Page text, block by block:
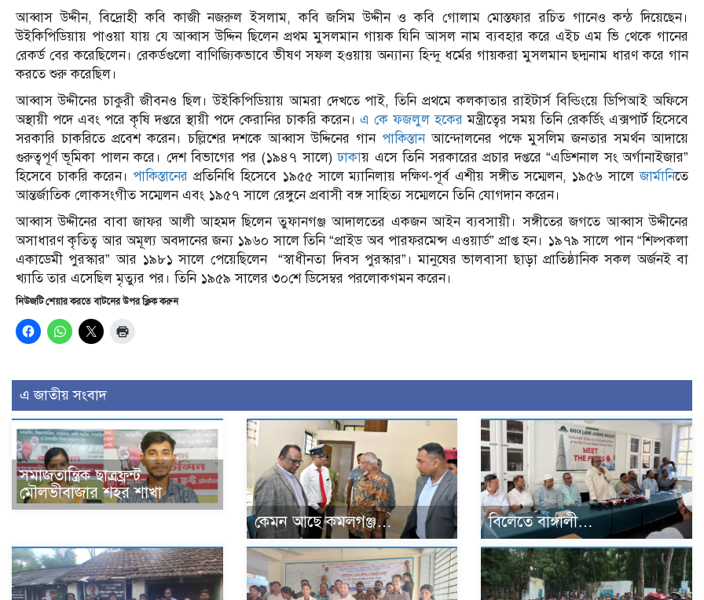
আব্বাস উদ্দীন, বিদ্রোহী কবি কাজী নজরুল ইসলাম, কবি জসিম উদ্দীন ও কবি গোলাম মোস্তফার রচিত গানেও কন্ঠ দিয়েছেন।
উইকিপিডিয়ায় পাওয়া যায় যে আব্বাস উদ্দিন ছিলেন প্রথম মুসলমান গায়ক যিনি আসল নাম ব্যবহার করে এইচ এম ভি থেকে গানের
রেকর্ড বের করেছিলেন। রেকর্ডগুলো বাণিজ্যিকভাবে ভীষণ সফল হওয়ায় অন্যান্য হিন্দু ধর্মের গায়করা মুসলমান ছদ্মনাম ধারণ করে গান
করতে শুরু করেছিল।
আব্বাস উদ্দীনের চাকুরী জীবনও ছিল। উইকিপিডিয়ায় আমরা দেখতে পাই, তিনি প্রথমে কলকাতার রাইটার্স বিল্ডিংয়ে ডিপিআই অফিসে
অস্থায়ী পদে এবং পরে কৃষি দপ্তরে স্থায়ী পদে কেরানির চাকরি করেন।এ কে ফজলুল হকের মন্ত্রীত্বের সময় তিনি রেকর্ডিং এক্সপার্ট হিসেবে
সরকারি চাকরিতে প্রবেশ করেন। চল্লিশের দশকে আব্বাস উদ্দিনের গান পাকিস্তানআন্দোলনের পক্ষে মুসলিম জনতার সমর্থন আদায়ে
গুরুত্বপূর্ণ ভূমিকা পালন করে। দেশ বিভাগের পর (১৯৪৭ সালে)ঢাকায় এসে তিনি সরকারের প্রচার দপ্তরে “এডিশনাল সং অর্গানাইজার”
হিসেবে চাকরি করেন। পাকিস্তানের প্রতিনিধি হিসেবে ১৯৫৫ সালে ম্যানিলায় দক্ষিণ-পূর্ব এশীয় সঙ্গীত সম্মেলন, ১৯৫৬ সালেজার্মানিতে
আন্তর্জাতিক লোকসংগীত সম্মেলন এবং ১৯৫৭ সালে রেঙ্গুনে প্রবাসী বঙ্গ সাহিত্য সম্মেলনে তিনি যোগদান করেন।
আব্বাস উদ্দীনের বাবা জাফর আলী আহমদ ছিলেন তুফানগঞ্জ আদালতের একজন আইন ব্যবসায়ী। সঙ্গীতের জগতে আব্বাস উদ্দীনের
অসাধারণ কৃতিত্ব আর অমূল্য অবদানের জন্য ১৯৬০ সালে তিনি “প্রাইড অব পারফরমেন্স এওয়ার্ড” প্রাপ্ত হন। ১৯৭৯ সালে পান “শিল্পকলা
একাডেমী পুরস্কার” আর ১৯৮১ সালে পেয়েছিলেন “স্বাধীনতা দিবস পুরস্কার”। মানুষের ভালবাসা ছাড়া প্রাতিষ্ঠানিক সকল অর্জনই বা
খ্যাতি তার এসেছিল মৃত্যুর পর। তিনি ১৯৫৯ সালের ৩০শে ডিসেম্বর পরলোকগমন করেন।
নিউজটি শেয়ার করতে বাটনের উপর ক্লিক করুন
এ জাতীয় সংবাদ
সমাজতান্ত্রিক ছাত্রফ্রন্ট
মৌলভীবাজার শহর শাখা
কেমন আছে কমলগঞ্জ…
বিলেতে বাঙ্গালী…